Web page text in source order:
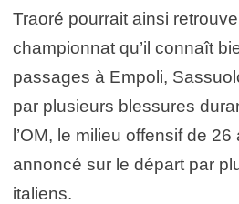
Traoré pourrait ainsi
championnat qu’il connaît
passages à Empoli,
par plusieurs blessures
l’OM, le milieu offensif de
annoncé sur le départ par
italiens.